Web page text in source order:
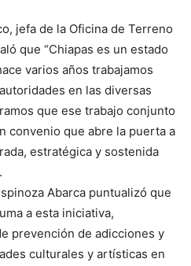
jefa de la Oficina de Terreno
que “Chiapas es un estado
varios años trabajamos
en las diversas
que ese trabajo conjunto
convenio que abre la puerta a
estratégica y sostenida
Abarca puntualizó que
a esta iniciativa,
prevención de adicciones y
culturales y artísticas en